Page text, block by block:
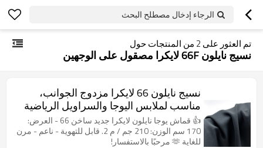
الرجاء إدخال مصطلح البحث
تم العثور على 2 من المنتجات حول
نسيج نايلون 66F لايكرا مصقول على الوجهين
نسيج نايلون 66 لايكرا مزدوج الجوانب،
مناسب لملابس اليوجا والسراويل الرياضية
واللياقة البدنية،
👍 قماش يوجا نايلون لايكرا جديد ساخن 66 - العرض:
170 سم الوزن: 210 جم / م 2. قابل للتهوية - ناعم - مرن
للغاية 🫶 مرحبًا بالاستفسار!